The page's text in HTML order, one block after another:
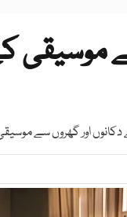
نے
دکانوں اور گھروں سے